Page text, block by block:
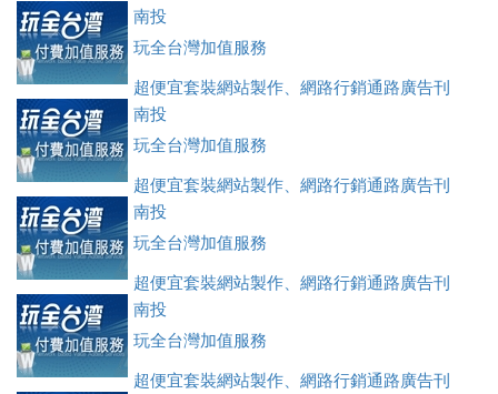
登、訂房系統、客房委託旅行社銷售，全面優惠中....
南投
玩全台灣加值服務
超便宜套裝網站製作、網路行銷通路廣告刊
登、訂房系統、客房委託旅行社銷售，全面優惠中....
南投
玩全台灣加值服務
超便宜套裝網站製作、網路行銷通路廣告刊
登、訂房系統、客房委託旅行社銷售，全面優惠中....
南投
玩全台灣加值服務
超便宜套裝網站製作、網路行銷通路廣告刊
登、訂房系統、客房委託旅行社銷售，全面優惠中....
南投
玩全台灣加值服務
超便宜套裝網站製作、網路行銷通路廣告刊